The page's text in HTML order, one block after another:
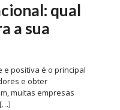
qual
a sua
e positiva é o principal
e obter
muitas empresas
[…]